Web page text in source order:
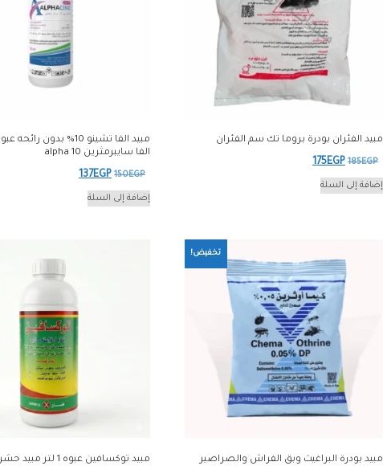
مبيد الفئران بودرة بروما تك سم الفئران
185EGP
السعر
الأصلي
175EGP
السعر
إضافة إلى السلة
الفا سايبرمثرين alpha 10
150EGP
السعر
الأصلي
137EGP
السعر
إضافة إلى السلة
تخفيض!
مبيد بودرة البراغيث وبق الفراش والصراصير
مبيد توكسافين عبوه 1